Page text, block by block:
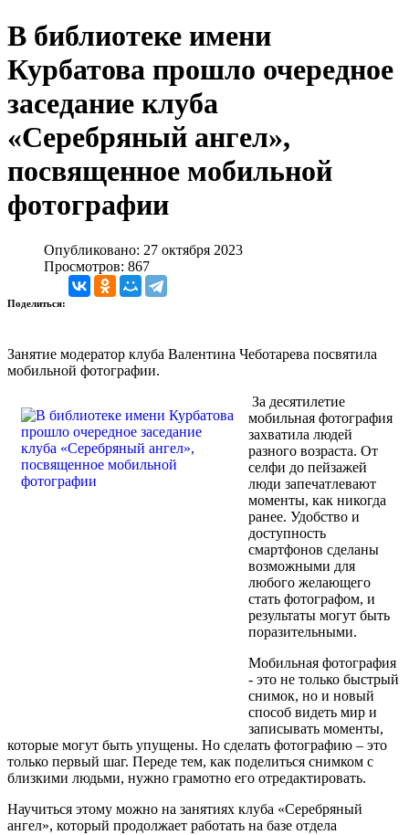
В библиотеке имени
Курбатова прошло очередное
заседание клуба
«Серебряный ангел»,
посвященное мобильной
фотографии
Опубликовано: 27 октября 2023
Просмотров: 867
Поделиться:
Занятие модератор клуба Валентина Чеботарева посвятила
мобильной фотографии.
За десятилетие
мобильная фотография
захватила людей
разного возраста. От
селфи до пейзажей
люди запечатлевают
моменты, как никогда
ранее. Удобство и
доступность
смартфонов сделаны
возможными для
любого желающего
стать фотографом, и
результаты могут быть
поразительными.
Мобильная фотография
- это не только быстрый
снимок, но и новый
способ видеть мир и
записывать моменты,
которые могут быть упущены. Но сделать фотографию – это
только первый шаг. Переде тем, как поделиться снимком с
близкими людьми, нужно грамотно его отредактировать.
Научиться этому можно на занятиях клуба «Серебряный
ангел», который продолжает работать на базе отдела